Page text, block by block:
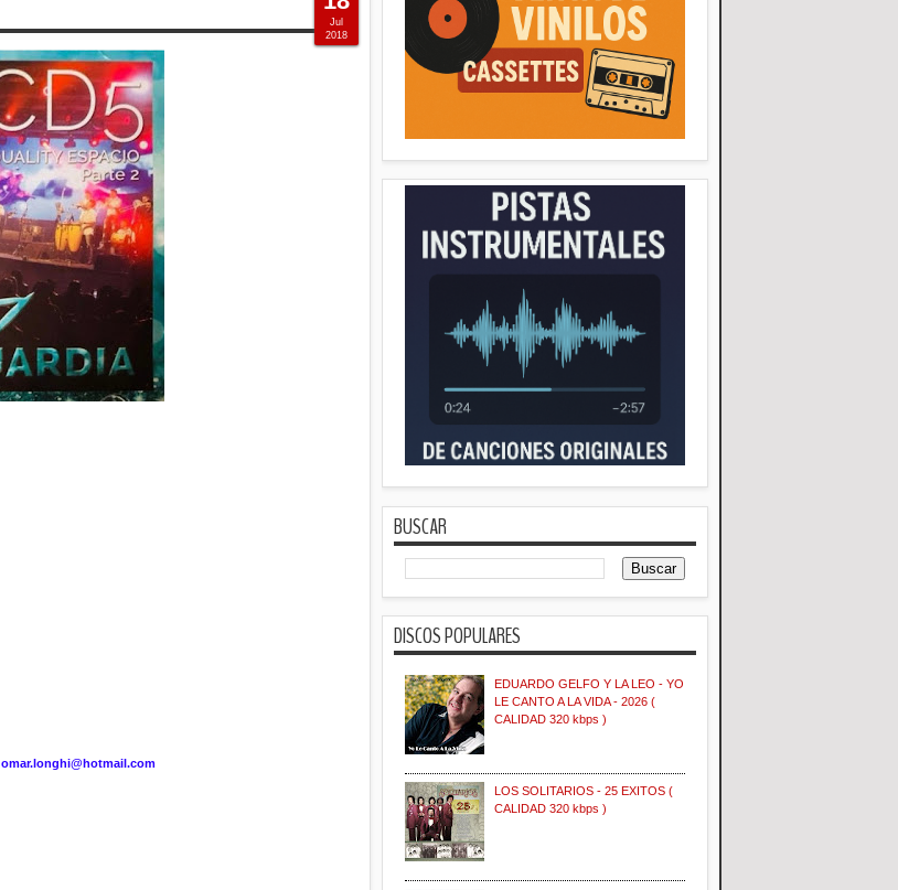
omar.longhi@hotmail.com
Jul
2018
BUSCAR
DISCOS POPULARES
EDUARDO GELFO Y LA LEO - YO
LE CANTO A LA VIDA - 2026 (
CALIDAD 320 kbps )
LOS SOLITARIOS - 25 EXITOS (
CALIDAD 320 kbps )